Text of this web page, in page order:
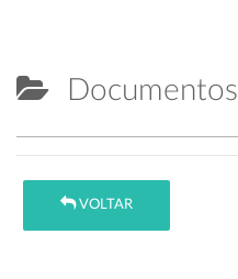
Documentos
VOLTAR